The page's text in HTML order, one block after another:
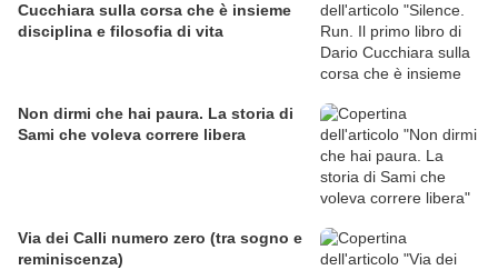
Cucchiara sulla corsa che è insieme
disciplina e filosofia di vita
Non dirmi che hai paura. La storia di
Sami che voleva correre libera
Via dei Calli numero zero (tra sogno e
reminiscenza)